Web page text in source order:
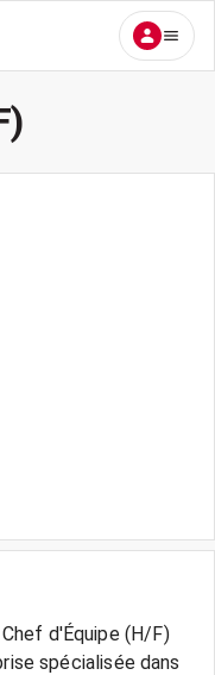
d'Équipe (H/F)
spécialisée dans